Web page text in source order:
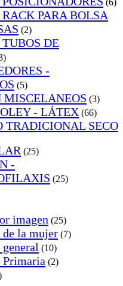
(6)
PARA BOLSA
(2)
DE
-
(5)
MISCELANEOS (3)
- LÁTEX (66)
TRADICIONAL SECO
(25)
-
(25)
imagen (25)
la mujer (7)
(10)
Primaria (2)